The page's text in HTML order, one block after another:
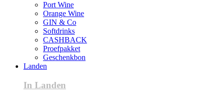
Port Wine
Orange Wine
GIN & Co
Softdrinks
CASHBACK
Proefpakket
Geschenkbon
Landen
In Landen